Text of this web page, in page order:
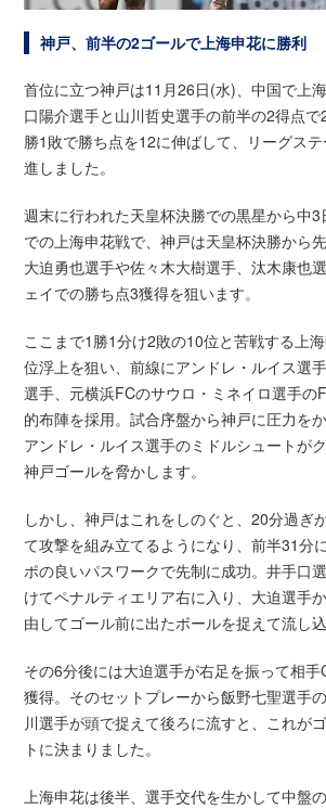
神戸、前半の2ゴールで上海申花に勝利
首位に立つ神戸は11月26日(水)、中国で上
口陽介選手と山川哲史選手の前半の2得点
勝1敗で勝ち点を12に伸ばして、リーグス
進しました。
週末に行われた天皇杯決勝での黒星から中3
での上海申花戦で、神戸は天皇杯決勝から
大迫勇也選手や佐々木大樹選手、汰木康也
ェイでの勝ち点3獲得を狙います。
ここまで1勝1分け2敗の10位と苦戦する上
位浮上を狙い、前線にアンドレ・ルイス選
選手、元横浜FCのサウロ・ミネイロ選手の
的布陣を採用。試合序盤から神戸に圧力を
アンドレ・ルイス選手のミドルシュートが
神戸ゴールを脅かします。
しかし、神戸はこれをしのぐと、20分過ぎ
て攻撃を組み立てるようになり、前半31分
ポの良いパスワークで先制に成功。井手口
けてペナルティエリア右に入り、大迫選手
由してゴール前に出たボールを捉えて流し込
その6分後には大迫選手が右足を振って相
獲得。そのセットプレーから飯野七聖選手
川選手が頭で捉えて後ろに流すと、これが
トに決まりました。
上海申花は後半、選手交代を生かして中盤